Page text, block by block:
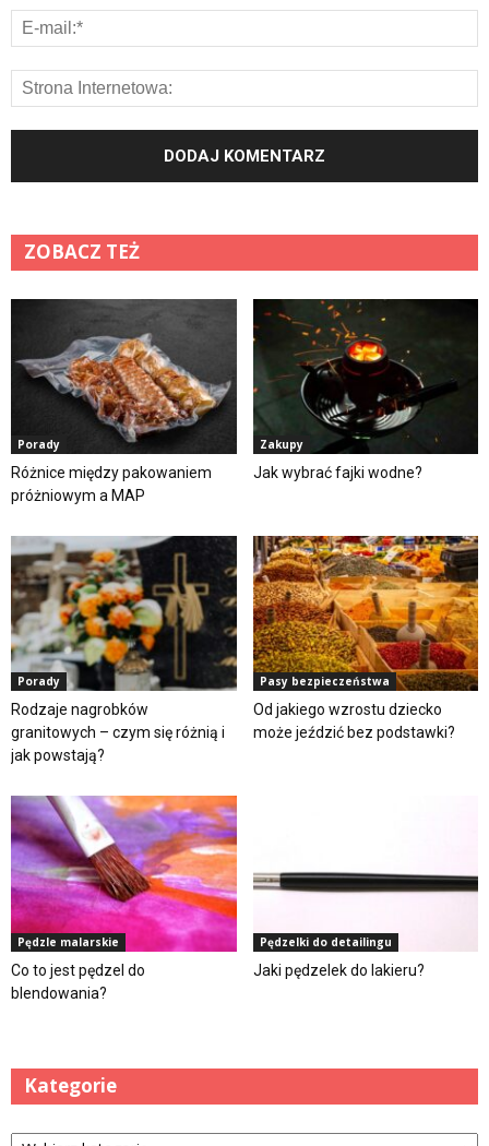
ZOBACZ TEŻ
Porady
Różnice między pakowaniem
próżniowym a MAP
Zakupy
Jak wybrać fajki wodne?
Porady
Rodzaje nagrobków
granitowych – czym się różnią i
jak powstają?
Pasy bezpieczeństwa
Od jakiego wzrostu dziecko
może jeździć bez podstawki?
Pędzle malarskie
Co to jest pędzel do
blendowania?
Pędzelki do detailingu
Jaki pędzelek do lakieru?
Kategorie
Kategorie